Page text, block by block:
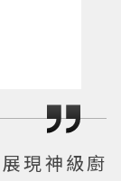
現神級廚